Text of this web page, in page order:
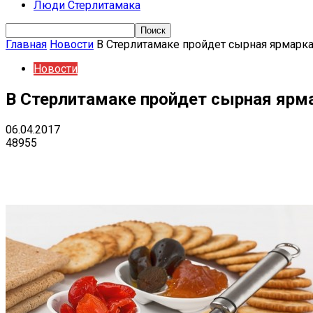
Люди Стерлитамака
Главная Новости В Стерлитамаке пройдет сырная ярмарка
Новости
В Стерлитамаке пройдет сырная
06.04.2017
48955